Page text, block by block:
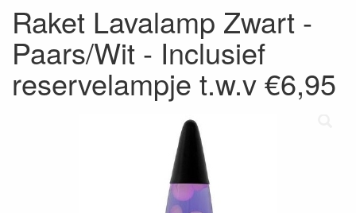
Raket Lavalamp Zwart -
Paars/Wit - Inclusief
reservelampje t.w.v €6,95